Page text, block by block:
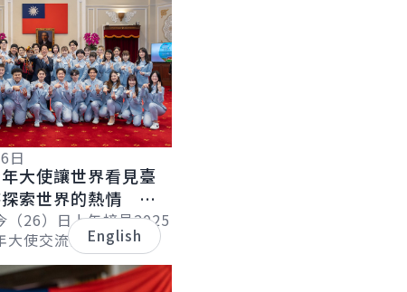
日
大使讓世界看見臺
索世界的熱情 替
史
（26）日上午接見2025
大使交流計畫」及「農
新南向』交流計畫」訪
大使出訪期間展現的熱
English